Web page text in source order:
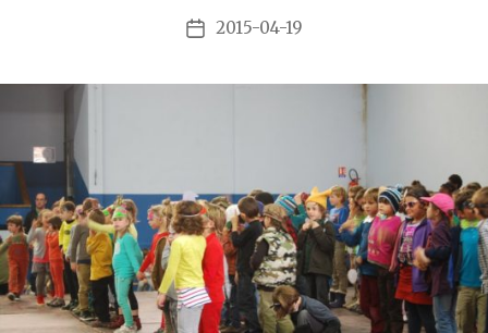
Argitalpenaren
2015-04-19